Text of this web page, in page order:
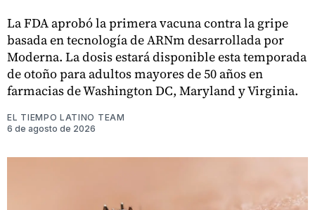
La FDA aprobó la primera vacuna contra la gripe
basada en tecnología de ARNm desarrollada por
Moderna. La dosis estará disponible esta temporada
de otoño para adultos mayores de 50 años en
farmacias de Washington DC, Maryland y Virginia.
EL TIEMPO LATINO TEAM
6 de agosto de 2026